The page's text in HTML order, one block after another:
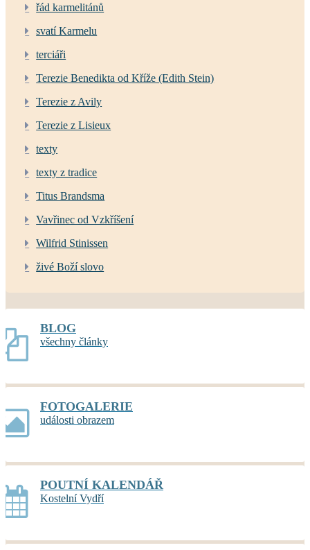
řád karmelitánů
svatí Karmelu
terciáři
Terezie Benedikta od Kříže (Edith Stein)
Terezie z Avily
Terezie z Lisieux
texty
texty z tradice
Titus Brandsma
Vavřinec od Vzkříšení
Wilfrid Stinissen
živé Boží slovo
BLOG
všechny články
FOTOGALERIE
události obrazem
POUTNÍ KALENDÁŘ
Kostelní Vydří